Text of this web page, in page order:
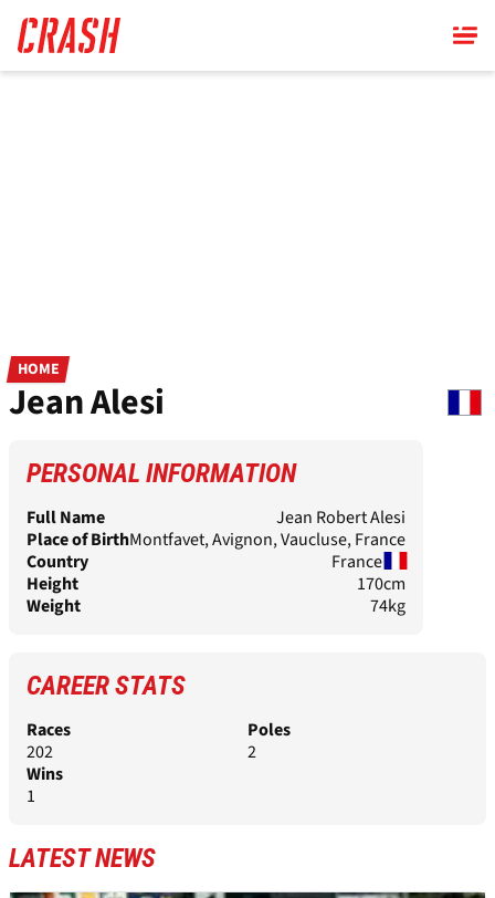
main
content
HOME
Jean Alesi
PERSONAL INFORMATION
Full Name
Jean Robert Alesi
Place of BirthMontfavet, Avignon, Vaucluse, France
Country
France
Height
170cm
Weight
74kg
CAREER STATS
Races
202
Poles
2
Wins
1
LATEST NEWS